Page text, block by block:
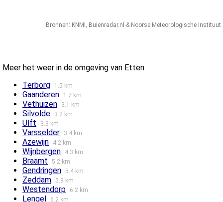
Bronnen: KNMI , Buienradar.nl & Noorse Meteorologische Instituut
Meer het weer in de omgeving van Etten
Terborg
1.5 km
Gaanderen 1.7 km
Vethuizen 3.1 km
Silvolde 3.2 km
Ulft 3.3 km
Varsselder 3.4 km
Azewijn 4.2 km
Wijnbergen 4.3 km
Braamt 5.2 km
Gendringen 5.4 km
Zeddam 5.9 km
Westendorp 6.2 km
Lengel 6.2 km